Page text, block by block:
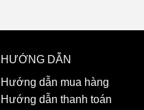
HƯỚNG DẪN
Hướng dẫn mua hàng
Hướng dẫn thanh toán